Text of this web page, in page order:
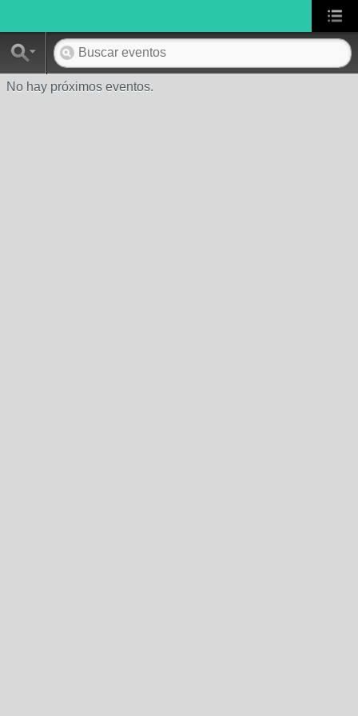
No hay próximos eventos.